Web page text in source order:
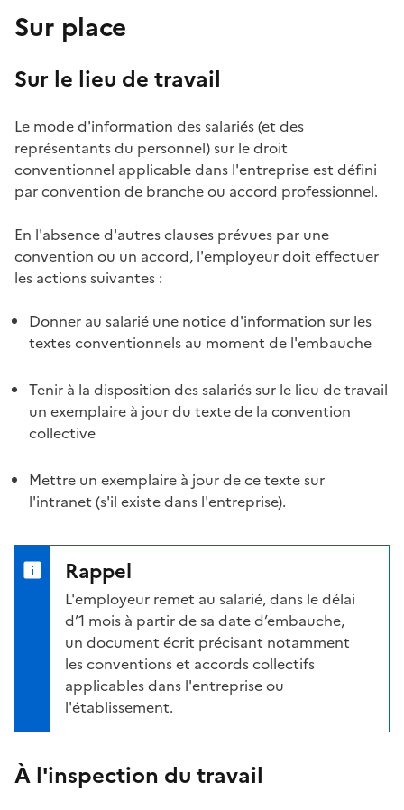
Sur place
Sur le lieu de travail
Le mode d'information des salariés (et des
représentants du personnel) sur le droit
conventionnel applicable dans l'entreprise est défini
parconvention de branche ou accord professionnel.
En l'absence d'autres clauses prévues par une
convention ou un accord, l'employeur doit effectuer
les actions suivantes :
Donner au salarié une notice d'information sur les
textes conventionnels au moment de l'embauche
Tenir à la disposition des salariés sur le lieu de travail
un exemplaire à jour du texte de la convention
collective
Mettre un exemplaire à jour de ce texte sur
l'intranet (s'il existe dans l'entreprise).
Rappel
L'employeur remet au salarié, dans le délai
d’1 mois à partir de sa date d’embauche,
un document écrit précisant notamment
les conventions et accords collectifs
applicables dans l'entreprise ou
l'établissement.
À l'inspection du travail